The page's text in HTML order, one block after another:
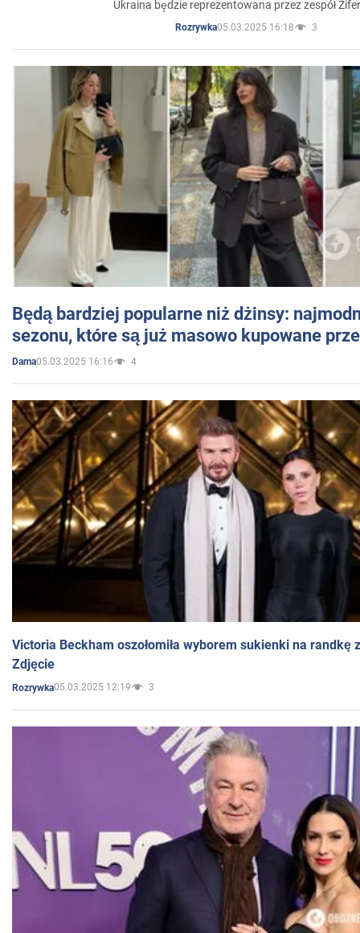
Ukraina będzie reprezentowana przez zespół
Rozrywka05.03.2025 16:18 3
Będą bardziej popularne niż dżinsy:
sezonu, które są już masowo kupowane
Dama05.03.2025 16:16 4
Victoria Beckham oszołomiła wyborem sukienki na randkę
Zdjęcie
Rozrywka05.03.2025 12:19 3